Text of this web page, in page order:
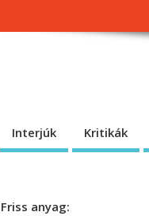
Interjúk Kritikák
Friss anyag: